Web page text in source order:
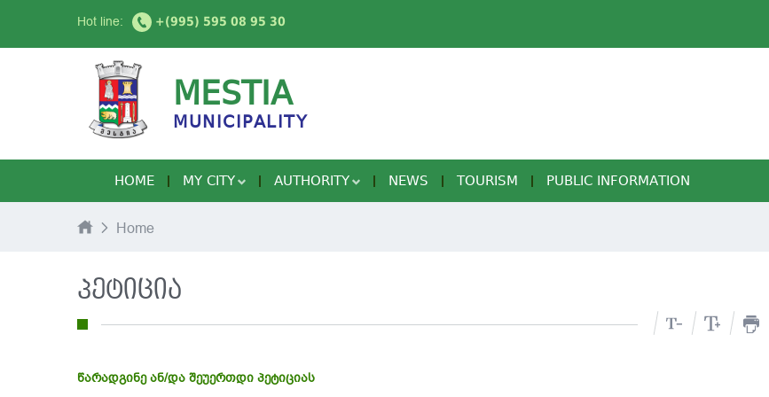
Hot line: +(995) 595 08 95 30
MESTIA
MUNICIPALITY
HOME MY CITY AUTHORITY NEWS TOURISM PUBLIC INFORMATION
Home
პეტიცია
წარადგინე ან/და შეუერთდი პეტიციას